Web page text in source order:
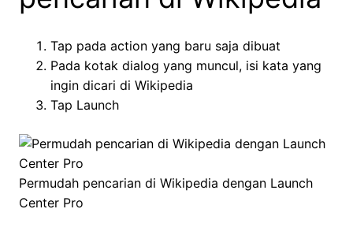
Tap pada action yang baru saja dibuat
Pada kotak dialog yang muncul, isi kata yang
ingin dicari di Wikipedia
Tap Launch
Permudah pencarian di Wikipedia dengan Launch
Center Pro